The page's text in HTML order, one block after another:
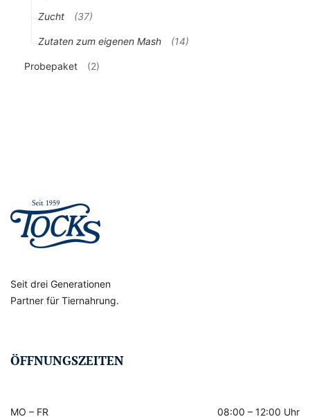
Zucht (37)
Zutaten zum eigenen Mash (14)
Probepaket (2)
Seit drei Generationen
Partner für Tiernahrung.
ÖFFNUNGSZEITEN
MO – FR
08:00 – 12:00 Uhr